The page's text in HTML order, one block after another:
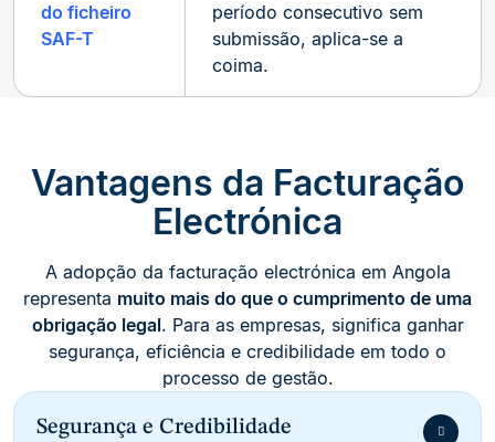
do ficheiro
SAF-T
período consecutivo sem
submissão, aplica-se a
coima.
Vantagens da Facturação
Electrónica
A adopção da facturação electrónica em Angola
representa muito mais do que o cumprimento de uma
obrigação legal. Para as empresas, significa ganhar
segurança, eficiência e credibilidade em todo o
processo de gestão.
Segurança e Credibilidade